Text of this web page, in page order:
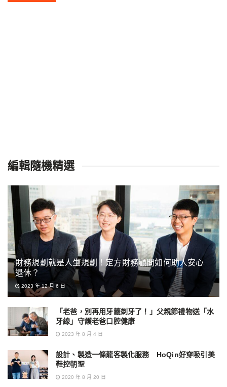
編輯隨機精選
財務規劃就是人生規劃！定方財務顧問如何助人安心
退休？
2023 年 12 月 6 日
「老爸，別再用牙籤剃牙了！」父親節禮物送「水
牙線」守護老爸口腔健康
2023 年 8 月 4 日
設計、製造一條龍客製化服務 HoQin好穿吸引美
鞋控朝聖
2020 年 8 月 20 日